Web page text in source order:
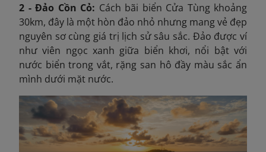
2 - Đảo Cồn Cỏ: Cách bãi biển Cửa Tùng khoảng
30km, đây là một hòn đảo nhỏ nhưng mang vẻ đẹp
nguyên sơ cùng giá trị lịch sử sâu sắc. Đảo được ví
như viên ngọc xanh giữa biển khơi, nổi bật với
nước biển trong vắt, rặng san hô đầy màu sắc ẩn
mình dưới mặt nước.